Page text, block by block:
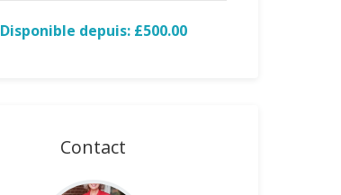
Disponible depuis: £500.00
Contact